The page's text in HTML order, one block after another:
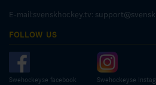
E-mail:svenskhockey.tv:
FOLLOW US
Swehockeyse facebook Swehockeyse